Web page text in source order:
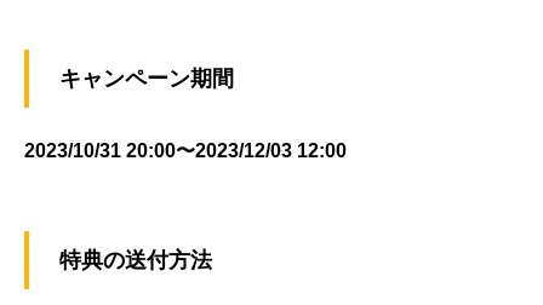
キャンペーン期間
2023/10/31 20:00〜2023/12/03 12:00
特典の送付方法